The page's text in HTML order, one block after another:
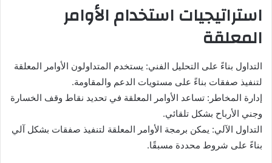
استراتيجيات استخدام الأوامر
المعلقة
التداول بناءً على التحليل الفني: يستخدم المتداولون الأوامر المعلقة
لتنفيذ صفقات بناءً على مستويات الدعم والمقاومة.
إدارة المخاطر: تساعد الأوامر المعلقة في تحديد نقاط وقف الخسارة
وجني الأرباح بشكل تلقائي.
التداول الآلي: يمكن برمجة الأوامر المعلقة لتنفيذ صفقات بشكل آلي
بناءً على شروط محددة مسبقًا.